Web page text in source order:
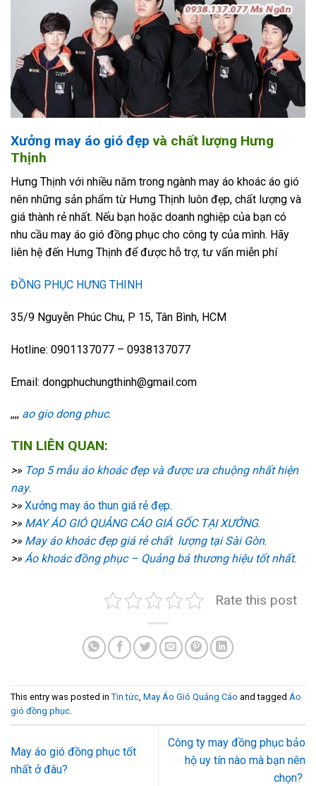
Xưởng may áo gió đẹp và chất lượng Hưng
Thịnh
Hưng Thịnh với nhiều năm trong ngành may áo khoác áo gió
nên những sản phẩm từ Hưng Thịnh luôn đẹp, chất lượng và
giá thành rẻ nhất. Nếu bạn hoặc doanh nghiệp của bạn có
nhu cầu may áo gió đồng phục cho công ty của mình. Hãy
liên hệ đến Hưng Thịnh để được hỗ trợ, tư vấn miễn phí
ĐỒNG PHỤC HƯNG THINH
35/9 Nguyễn Phúc Chu, P 15, Tân Bình, HCM
Hotline: 0901137077 – 0938137077
Email: dongphuchungthinh@gmail.com
,,,, ao gio dong phuc.
TIN LIÊN QUAN:
>» Top 5 mẫu áo khoác đẹp và được ưa chuộng nhất hiện
nay.
>» Xưởng may áo thun giá rẻ đẹp.
>» MAY ÁO GIÓ QUẢNG CÁO GIÁ GỐC TẠI XƯỞNG.
>» May áo khoác đẹp giá rẻ chất lượng tại Sài Gòn.
>» Áo khoác đồng phục – Quảng bá thương hiệu tốt nhất.
Rate this post
This entry was posted in Tin tức, May Áo Gió Quảng Cáo and tagged Áo
gió đồng phục.
May áo gió đồng phục tốt
nhất ở đâu?
Công ty may đồng phục bảo
hộ uy tín nào mà bạn nên
chọn?